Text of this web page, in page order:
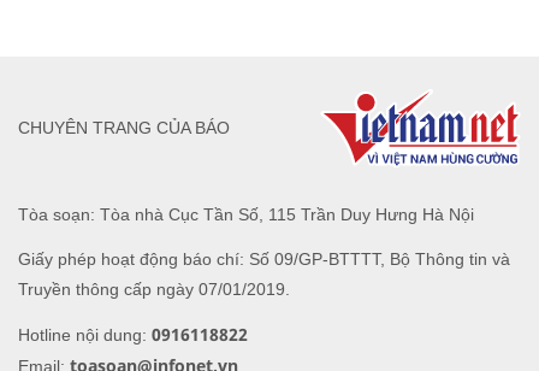
Tòa soạn: Tòa nhà Cục Tần Số, 115 Trần Duy Hưng Hà Nội
Giấy phép hoạt động báo chí: Số 09/GP-BTTTT, Bộ Thông tin và
Truyền thông cấp ngày 07/01/2019.
Hotline nội dung: 0916118822
Email: toasoan@infonet.vn
CHUYÊN TRANG CỦA BÁO